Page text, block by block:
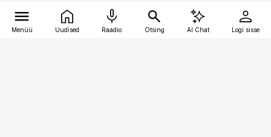
Menüü Uudised Raadio Otsing AI Chat Logi sisse